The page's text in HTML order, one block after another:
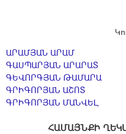
ԱՐԱՄՅԱՆ ԱՐԱՄ
ԳԱՍՊԱՐՅԱՆ ԱՐԱՐԱՏ
ԳԵՎՈՐԳՅԱՆ ԹԱՄԱՐԱ
ԳՐԻԳՈՐՅԱՆ ԱՇՈՏ
ԳՐԻԳՈՐՅԱՆ ՄԱՆՎԵԼ